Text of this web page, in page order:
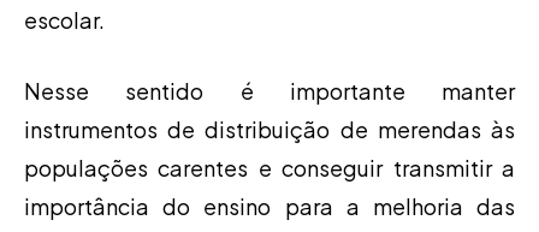
escolar.
Nesse sentido é importante manter
instrumentos de distribuição de merendas às
populações carentes e conseguir transmitir a
importância do ensino para a melhoria das